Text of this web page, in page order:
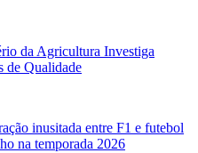
da Agricultura Investiga
de Qualidade
inusitada entre F1 e futebol
na temporada 2026